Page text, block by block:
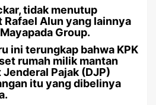
tidak menutup
Rafael Alun yang lainnya
Group.
ini terungkap bahwa KPK
rumah milik mantan
Pajak (DJP)
itu yang dibelinya